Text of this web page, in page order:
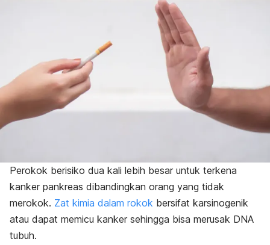
Perokok berisiko dua kali lebih besar untuk terkena
kanker pankreas dibandingkan orang yang tidak
merokok. Zat kimia dalam rokok bersifat karsinogenik
atau dapat memicu kanker sehingga bisa merusak DNA
tubuh.